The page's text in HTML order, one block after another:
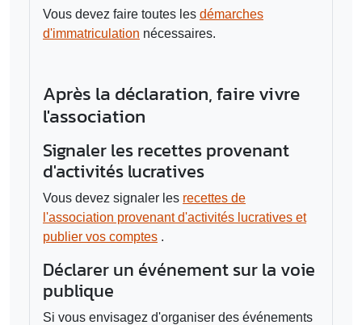
Vous devez faire toutes les démarches
d'immatriculation nécessaires.
Après la déclaration, faire vivre
l'association
Signaler les recettes provenant
d'activités lucratives
Vous devez signaler les recettes de
l'association provenant d'activités lucratives et
publier vos comptes .
Déclarer un événement sur la voie
publique
Si vous envisagez d'organiser des événements